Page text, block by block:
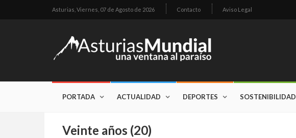
Asturias, Viernes, 07 de Agosto de 2026 Contacto Aviso Legal
PORTADA ACTUALIDAD DEPORTES SOSTENIBILIDAD
Veinte años (20)